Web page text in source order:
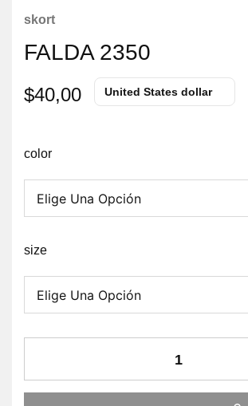
skort
FALDA 2350
$40,00 United States dollar
color
size
1